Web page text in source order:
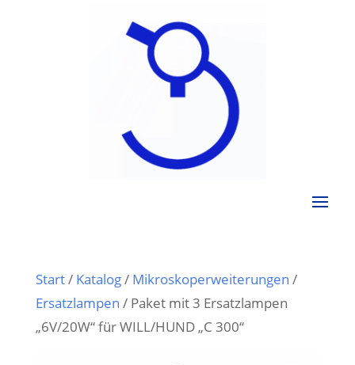
Start/ Katalog/ Mikroskoperweiterungen /
Ersatzlampen / Paket mit 3 Ersatzlampen
„6V/20W“ für WILL/HUND „C 300“